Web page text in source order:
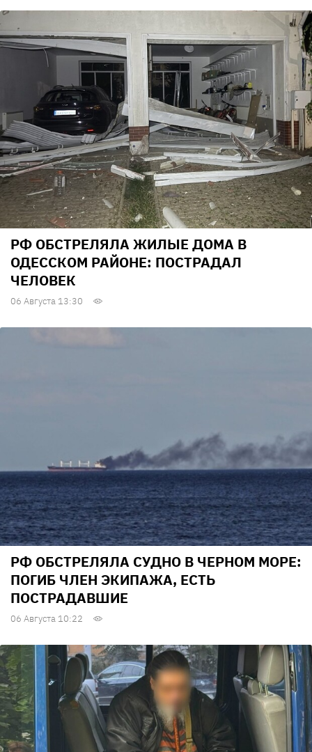
РФ ОБСТРЕЛЯЛА ЖИЛЫЕ ДОМА В
ОДЕССКОМ РАЙОНЕ: ПОСТРАДАЛ
ЧЕЛОВЕК
06 Августа 13:30
РФ ОБСТРЕЛЯЛА СУДНО В ЧЕРНОМ МОРЕ:
ПОГИБ ЧЛЕН ЭКИПАЖА, ЕСТЬ
ПОСТРАДАВШИЕ
06 Августа 10:22